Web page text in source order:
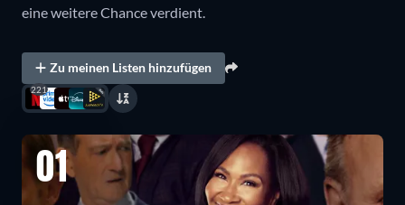
eine weitere Chance verdient.
Zu meinen Listen hinzufügen
221
01